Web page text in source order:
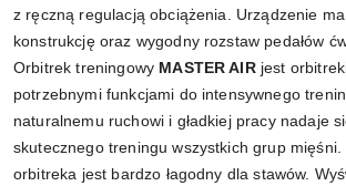
z ręczną regulacją obciążenia. Urządzenie
konstrukcję oraz wygodny rozstaw pedałów
Orbitrek treningowy MASTER AIRjest
potrzebnymi funkcjami do intensywnego
naturalnemu ruchowi i gładkiej pracy nadaje
skutecznego treningu wszystkich grup mięśni.
orbitreka jest bardzo łagodny dla stawów.